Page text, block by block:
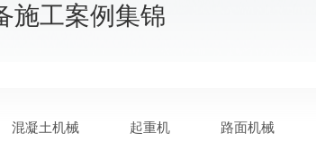
施工案例集锦
混凝土机械 起重机 路面机械